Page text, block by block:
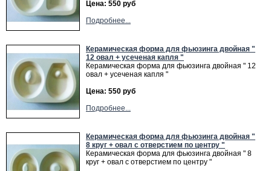
Цена: 550 руб
Подробнее...
Керамическая форма для фьюзинга двойная "
12 овал + усеченая капля "
Керамическая форма для фьюзинга двойная " 12
овал + усеченая капля "
Цена: 550 руб
Подробнее...
Керамическая форма для фьюзинга двойная "
8 круг + овал с отверстием по центру "
Керамическая форма для фьюзинга двойная " 8
круг + овал с отверстием по центру "